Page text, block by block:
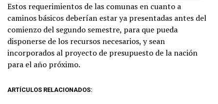
Estos requerimientos de las comunas en cuanto a
caminos básicos deberían estar ya presentadas antes del
comienzo del segundo semestre, para que pueda
disponerse de los recursos necesarios, y sean
incorporados al proyecto de presupuesto de la nación
para el año próximo.
ARTÍCULOS RELACIONADOS: